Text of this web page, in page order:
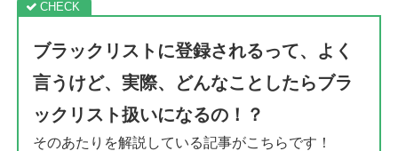
ブラックリストに登録されるって、よく
言うけど、実際、どんなことしたらブラ
ックリスト扱いになるの！？
そのあたりを解説している記事がこちらです！